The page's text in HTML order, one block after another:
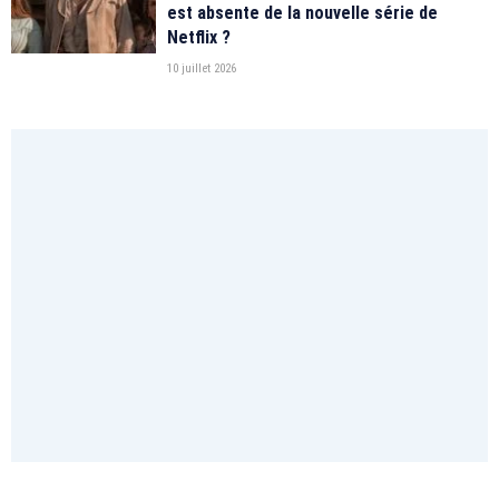
est absente de la nouvelle série de
Netflix ?
10 juillet 2026